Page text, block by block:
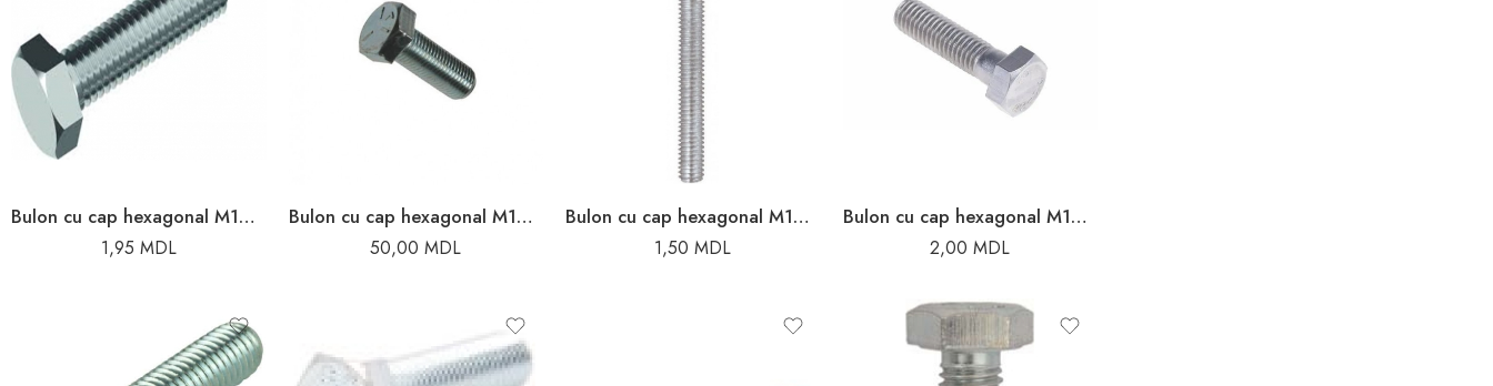
Bulon cu cap hexagonal M10X30
1,95 MDL
Bulon cu cap hexagonal M10X30
50,00MDL
Bulon cu cap hexagonal M10X35
1,50MDL
Bulon cu cap hexagonal M10X40
2,00MDL